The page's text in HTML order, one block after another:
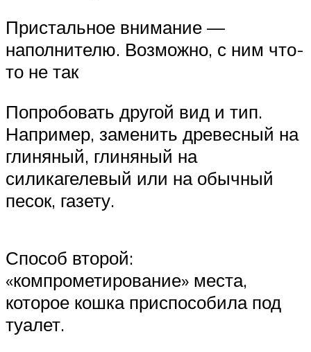
Пристальное внимание —
наполнителю. Возможно, с ним что-
то не так
Попробовать другой вид и тип.
Например, заменить древесный на
глиняный, глиняный на
силикагелевый или на обычный
песок, газету.
Способ второй:
«компрометирование» места,
которое кошка приспособила под
туалет.